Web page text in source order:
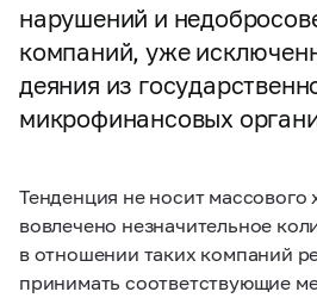
нарушений и
компаний, уже
деяния из
микрофинансовых
Тенденция не носит массового
вовлечено незначительное
в отношении таких компаний
принимать соответствующие